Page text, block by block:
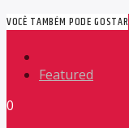
VOCÊ TAMBÉM PODE GOSTAR
Featured
0